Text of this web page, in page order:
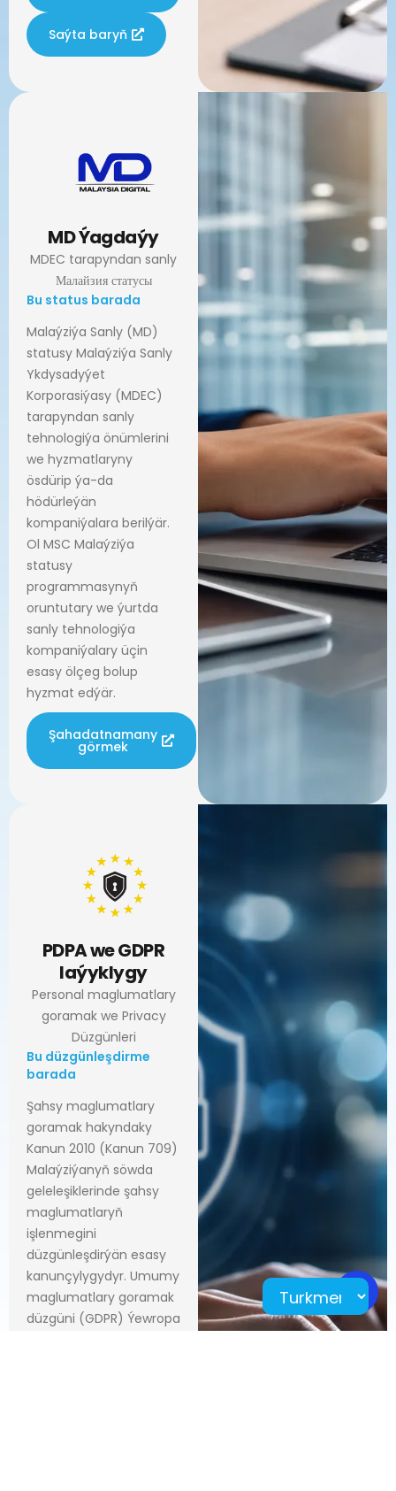
Saýta baryň
MD Ýagdaýy
MDEC tarapyndan sanly
Малайзия статусы
Bu status barada
Malaýziýa Sanly (MD)
statusy Malaýziýa Sanly
Ykdysadyýet
Korporasiýasy (MDEC)
tarapyndan sanly
tehnologiýa önümlerini
we hyzmatlaryny
ösdürip ýa-da
hödürleýän
kompaniýalara berilýär.
Ol MSC Malaýziýa
statusy
programmasynyň
oruntutary we ýurtda
sanly tehnologiýa
kompaniýalary üçin
esasy ölçeg bolup
hyzmat edýär.
Şahadatnamany
görmek
PDPA we GDPR
laýyklygy
Personal maglumatlary
goramak we Privacy
Düzgünleri
Bu düzgünleşdirme
barada
Şahsy maglumatlary
goramak hakyndaky
Kanun 2010 (Kanun 709)
Malaýziýanyň söwda
geleleşiklerinde şahsy
maglumatlaryň
işlenmegini
düzgünleşdirýän esasy
kanunçylygydyr. Umumy
maglumatlary goramak
düzgüni (GDPR) Ýewropa